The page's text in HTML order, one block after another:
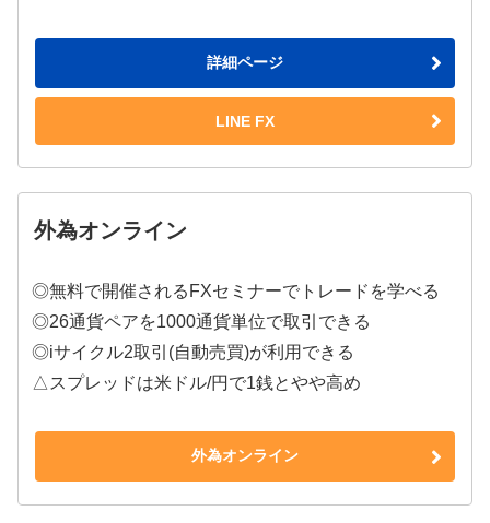
詳細ページ
LINE FX
外為オンライン
◎無料で開催されるFXセミナーでトレードを学べる
◎26通貨ペアを1000通貨単位で取引できる
◎iサイクル2取引(自動売買)が利用できる
△スプレッドは米ドル/円で1銭とやや高め
外為オンライン